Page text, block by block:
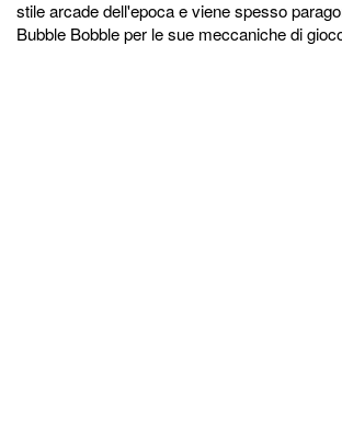
stile arcade dell'epoca e viene spesso
Bubble Bobble per le sue meccaniche di